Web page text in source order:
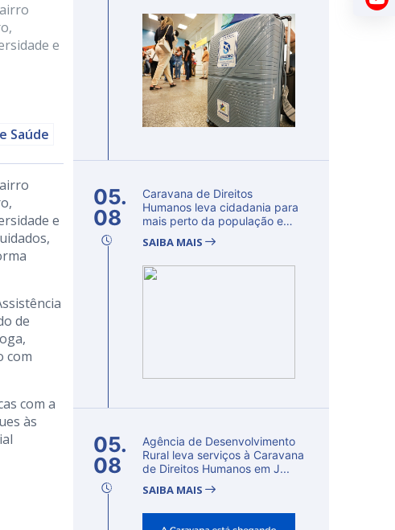
e
Saúde
e
de
com
com a
às
05.
08
Caravana de Direitos
Humanos leva cidadania para
mais perto da população e
SAIBA MAIS
05.
08
Agência de Desenvolvimento
Rural leva serviços à Caravana
de Direitos Humanos em J...
SAIBA MAIS